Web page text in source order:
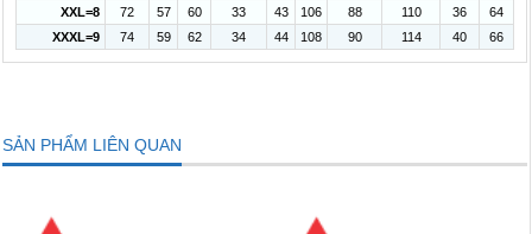
XXL=8
72 57 60 33 43 106 88 110 36
64
XXXL=9
74 59 62 34 44 108 90 114 40 66
SẢN PHẨM LIÊN QUAN